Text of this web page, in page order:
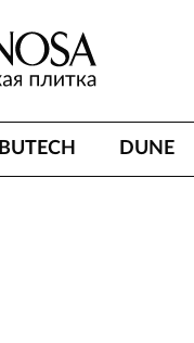
BUTECH DUNE